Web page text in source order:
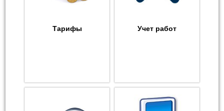
Тарифы Учет работ